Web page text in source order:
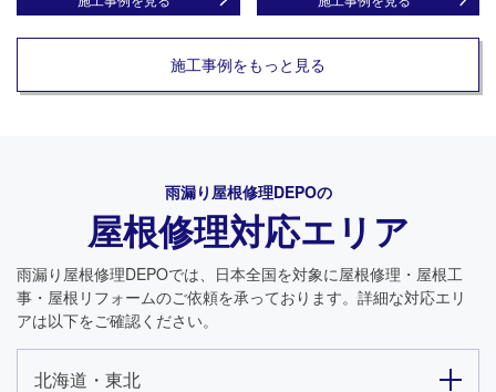
施工事例をもっと見る
雨漏り屋根修理DEPOの
屋根修理対応エリア
雨漏り屋根修理DEPOでは、日本全国を対象に屋根修理・屋根工
事・屋根リフォームのご依頼を承っております。詳細な対応エリ
アは以下をご確認ください。
北海道・東北